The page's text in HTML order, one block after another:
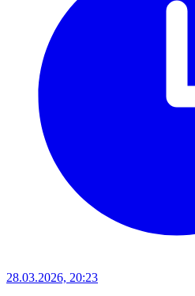
28.03.2026, 20:23